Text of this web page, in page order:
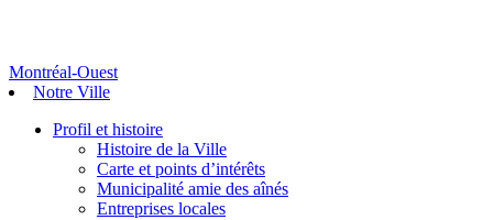
Montréal-Ouest
Notre Ville
Profil et histoire
Histoire de la Ville
Carte et points d’intérêts
Municipalité amie des aînés
Entreprises locales